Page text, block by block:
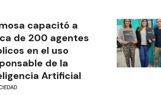
capacitó a
de 200 agentes
en el uso
de la
Artificial